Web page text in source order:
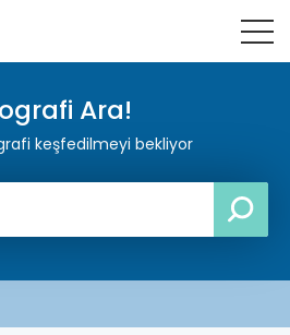
Ara!
keşfedilmeyi bekliyor